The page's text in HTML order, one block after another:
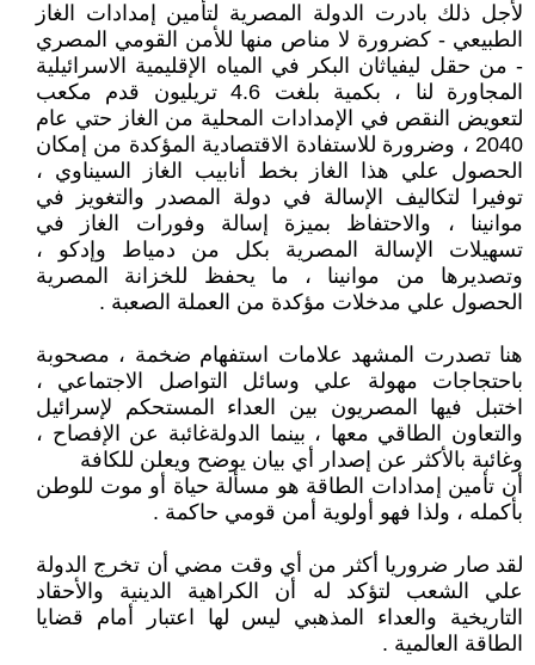
لأجل ذلك بادرت الدولة المصرية لتأمين إمدادات الغاز
الطبيعي - كضرورة لا مناص منها للأمن القومي المصري
- من حقل ليفياثان البكر في المياه الإقليمية الاسرائيلية
المجاورة لنا ، بكمية بلغت 4.6 تريليون قدم مكعب
لتعويض النقص في الإمدادات المحلية من الغاز حتي عام
2040 ، وضرورة للاستفادة الاقتصادية المؤكدة من إمكان
الحصول علي هذا الغاز بخط أنابيب الغاز السيناوي ،
توفيرا لتكاليف الإسالة في دولة المصدر والتغويز في
موانينا ، والاحتفاظ بميزة إسالة وفورات الغاز في
تسهيلات الإسالة المصرية بكل من دمياط وإدكو ،
وتصديرها من موانينا ، ما يحفظ للخزانة المصرية
الحصول علي مدخلات مؤكدة من العملة الصعبة .
هنا تصدرت المشهد علامات استفهام ضخمة ، مصحوبة
باحتجاجات مهولة علي وسائل التواصل الاجتماعي ،
اختبل فيها المصريون بين العداء المستحكم لإسرائيل
والتعاون الطاقي معها ، بينما الدولةغائبة عن الإفصاح ،
وغائبة بالأكثر عن إصدار أي بيان يوضح ويعلن للكافة
أن تأمين إمدادات الطاقة هو مسألة حياة أو موت للوطن
بأكمله ، ولذا فهو أولوية أمن قومي حاكمة .
لقد صار ضروريا أكثر من أي وقت مضي أن تخرج الدولة
علي الشعب لتؤكد له أن الكراهية الدينية والأحقاد
التاريخية والعداء المذهبي ليس لها اعتبار أمام قضايا
الطاقة العالمية .